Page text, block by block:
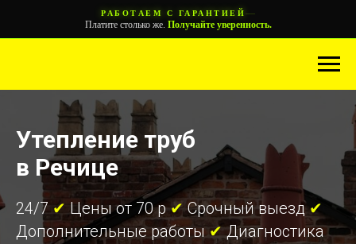
РАБОТАЕМ С ГАРАНТИЕЙ—
Платите столько же. Получайте уверенность.
Утепление труб
в Речице
24/7✔ Цены от 70 р✔Срочный выезд✔
Дополнительные работы✔Диагностика